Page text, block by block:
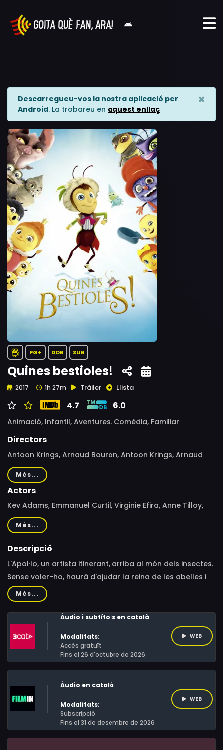
Descarregueu-vos la nostra aplicació per
Android. La trobareu en aquest enllaç
×
PG+ DOB SUB
Quines bestioles!
2017 1h 27m Tràiler Llista
4.7 6.0
Animació, Infantil, Aventures, Comèdia, Familiar
Directors
Antoon Krings, Arnaud Bouron, Antoon Krings, Arnaud
Bouron
Més...
Actors
Kev Adams, Emmanuel Curtil, Virginie Efira, Anne Tilloy,
Céline Melloul, Jeanfi Janssens, Vincent Ropion, Jérémie
Covillault, Marie-Charlotte Leclaire, Didier Gustin, Arnaud
Léonard, Alexandre Nguyen, Pierre-Alain de Garrigues,
Més...
Descripció
L'Apol·lo, un artista itinerant, arriba al món dels insectes.
Sense voler-ho, haurà d'ajudar la reina de les abelles i
defensar-la de la seva malvada cosina, que li vol robar
el tron. Anirà fent amics que l'ajudaran a aconseguir el
seu propòsit.
Més...
Àudio i subtítols en català
Modalitats:
Accés gratuït
Fins el 26 d'octubre de 2026
WEB
Àudio en català
Modalitats:
Subscripció
Fins el 31 de desembre de 2026
WEB